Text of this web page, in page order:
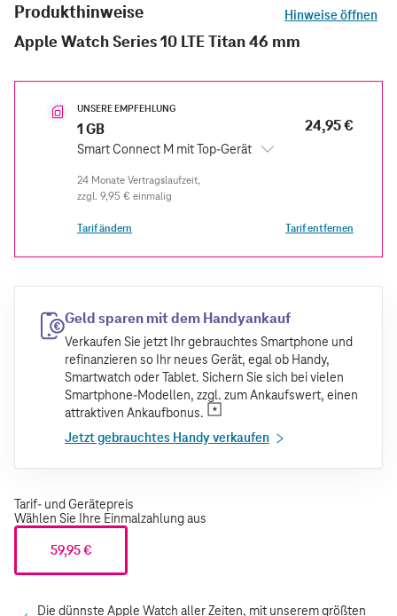
Produkthinweise
Hinweise öffnen
Apple Watch Series 10 LTE Titan 46 mm
UNSERE EMPFEHLUNG
1 GB
Smart Connect M mit Top-Gerät
24,95 €
zzgl. 9,95 € einmalig
Tarif ändern Tarif entfernen
Geld sparen mit dem Handyankauf
Verkaufen Sie jetzt Ihr gebrauchtes Smartphone und
refinanzieren so Ihr neues Gerät, egal ob Handy,
Smartwatch oder Tablet. Sichern Sie sich bei vielen
Smartphone-Modellen, zzgl. zum Ankaufswert, einen
attraktiven Ankaufbonus.
Jetzt gebrauchtes Handy verkaufen
Tarif- und Gerätepreis
Wählen Sie Ihre Einmalzahlung aus
59,95 €